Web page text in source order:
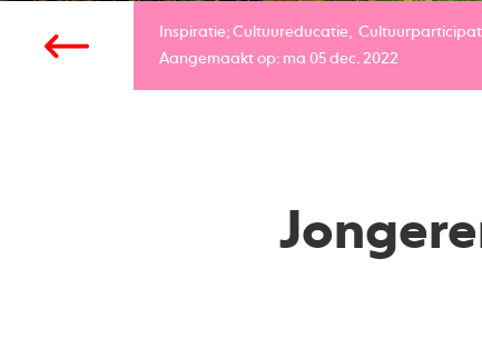
Inspiratie; Cultuureducatie
Aangemaakt op: ma 05 dec. 2022